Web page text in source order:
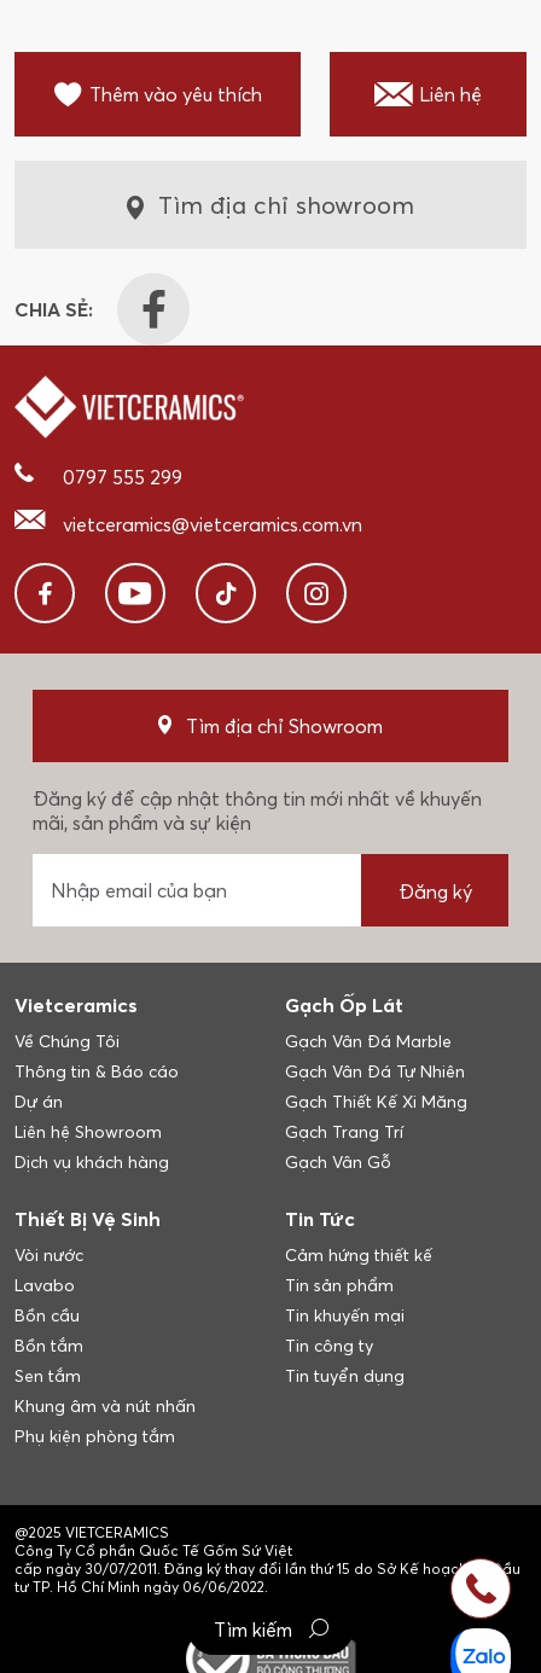
Thêm vào yêu thích Liên hệ
Tìm địa chỉ showroom
CHIA SẺ:
0797 555 299
vietceramics@vietceramics.com.vn
Tìm địa chỉ Showroom
Đăng ký để cập nhật thông tin mới nhất về khuyến
mãi, sản phẩm và sự kiện
Đăng ký
Vietceramics
Về Chúng Tôi
Thông tin & Báo cáo
Dự án
Liên hệ Showroom
Dịch vụ khách hàng
Gạch Ốp Lát
Gạch Vân Đá Marble
Gạch Vân Đá Tự Nhiên
Gạch Thiết Kế Xi Măng
Gạch Trang Trí
Gạch Vân Gỗ
Thiết Bị Vệ Sinh
Vòi nước
Lavabo
Bồn cầu
Bồn tắm
Sen tắm
Khung âm và nút nhấn
Phụ kiện phòng tắm
Tin Tức
Cảm hứng thiết kế
Tin sản phẩm
Tin khuyến mại
Tin công ty
Tin tuyển dụng
@2025 VIETCERAMICS
Công Ty Cổ phần Quốc Tế Gốm Sứ Việt
cấp ngày 30/07/2011. Đăng ký thay đổi lần thứ 15 do Sở Kế hoạch và Đầu
tư TP. Hồ Chí Minh ngày 06/06/2022.
Tìm kiếm